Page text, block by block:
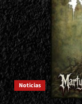
Noticias